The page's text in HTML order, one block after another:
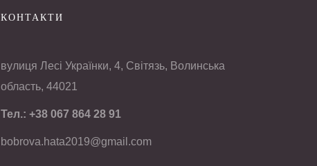
КОНТАКТИ
вулиця Лесі Українки, 4, Світязь, Волинська
область, 44021
Тел.: +38 067 864 28 91
bobrova.hata2019@gmail.com